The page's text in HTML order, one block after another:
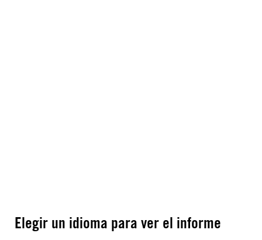
Elegir un idioma para ver el informe